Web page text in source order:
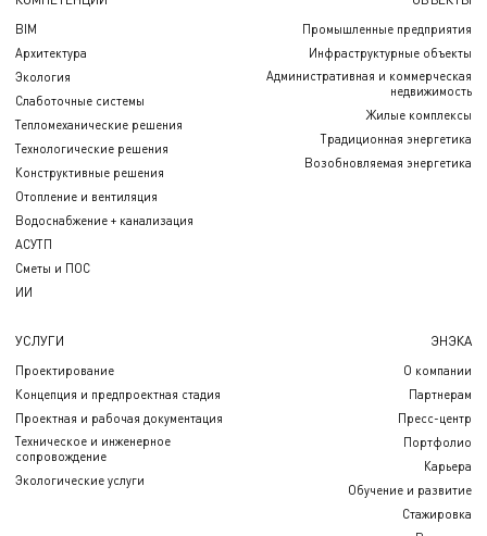
BIM
Архитектура
Экология
Слаботочные системы
Тепломеханические решения
Технологические решения
Конструктивные решения
Отопление и вентиляция
Водоснабжение + канализация
АСУТП
Сметы и ПОС
ИИ
Промышленные предприятия
Инфраструктурные объекты
Административная и коммерческая
недвижимость
Жилые комплексы
Традиционная энергетика
Возобновляемая энергетика
УСЛУГИ
Проектирование
Концепция и предпроектная стадия
Проектная и рабочая документация
Техническое и инженерное
сопровождение
Экологические услуги
ЭНЭКА
О компании
Партнерам
Пресс-центр
Портфолио
Карьера
Обучение и развитие
Стажировка